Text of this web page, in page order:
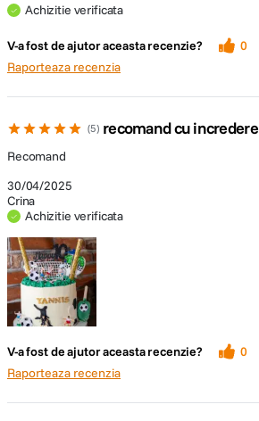
Achizitie verificata
V-a fost de ajutor aceasta recenzie? 0
Raporteaza recenzia
5 recomand cu incredere
30/04/2025
Crina
Achizitie verificata
Recomand
V-a fost de ajutor aceasta recenzie? 0
Raporteaza recenzia